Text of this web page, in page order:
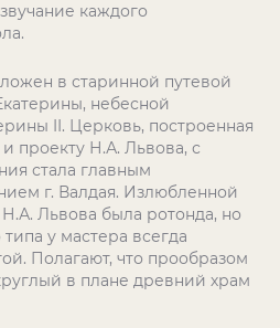
каждого
в старинной путевой
небесной
II. Церковь, построенная
проекту Н.А. Львова, с
стала главным
г. Валдая. Излюбленной
Львова была ротонда, но
у мастера всегда
Полагают, что прообразом
в плане древний храм